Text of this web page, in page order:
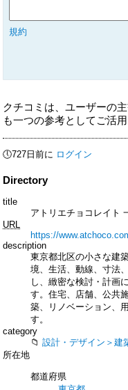
規約
クチコミは、ユーザーの
も一つの参考としてご活用
🕔727日前に ログイン
Directory
title
アトリエチョコレイト
URL
https://
description
東京都北区の小さな建
境、生活、動線、寸法
し、緻密な検討・計画
す。住宅、店舗、公共
築、リノベーション、
す。
category
設計・デザイン＞建
所在地
都道府県